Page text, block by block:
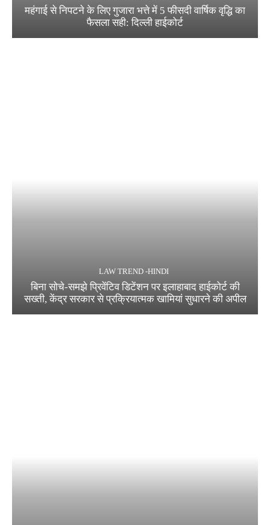
महंगाई से निपटने के लिए गुजारा भत्ते में 5 फीसदी वार्षिक वृद्धि का
फैसला सही: दिल्ली हाईकोर्ट
LAW TREND -HINDI
बिना सोचे-समझे प्रिवेंटिव डिटेंशन पर इलाहाबाद हाईकोर्ट की
सख्ती, केंद्र सरकार से प्रक्रियात्मक खामियां सुधारने की अपील